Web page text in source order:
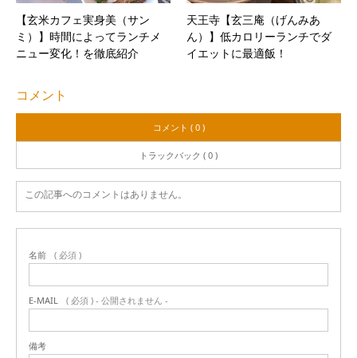
【玄米カフェ実身美（サン
ミ）】時間によってランチメ
ニュー変化！を徹底紹介
天王寺【玄三庵（げんみあ
ん）】低カロリーランチでダ
イエットに最適飯！
コメント
コメント ( 0 )
トラックバック ( 0 )
この記事へのコメントはありません。
名前 ( 必須 )
E-MAIL ( 必須 ) - 公開されません -
備考